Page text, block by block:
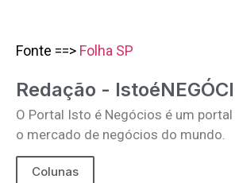
Fonte ==> Folha SP
Redação -
O Portal Isto é Negócios é um
o mercado de negócios do mundo.
Colunas